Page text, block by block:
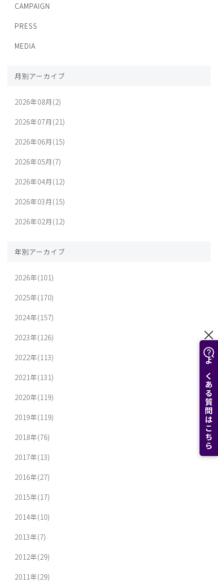
よくある質問はこちら
CAMPAIGN
PRESS
MEDIA
月別アーカイブ
2026年08月(2)
2026年07月(21)
2026年06月(15)
2026年05月(7)
2026年04月(12)
2026年03月(15)
2026年02月(12)
年別アーカイブ
2026年(101)
2025年(170)
2024年(157)
2023年(126)
2022年(113)
2021年(131)
2020年(119)
2019年(119)
2018年(76)
2017年(13)
2016年(27)
2015年(17)
2014年(10)
2013年(7)
2012年(29)
2011年(29)